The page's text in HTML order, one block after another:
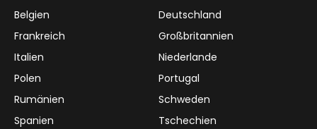
Belgien
Deutschland
Frankreich
Großbritannien
Italien
Niederlande
Polen
Portugal
Rumänien
Schweden
Spanien
Tschechien